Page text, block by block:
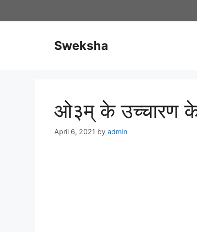
Sweksha
ओ३म् के उच्चारण के
April 6, 2021 by admin